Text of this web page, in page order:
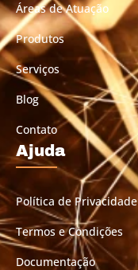
Áreas de Atuação
Produtos
Serviços
Blog
Contato
Ajuda
Política de Privacidade
Termos e Condições
Documentação